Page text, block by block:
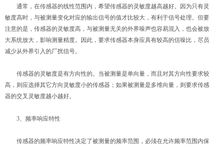
通常，在传感器的线性范围内，希望传感器的灵敏度越高越好。因为只有灵
敏度高时，与被测量变化对应的输出信号的值才比较大，有利于信号处理。但要
注意的是，传感器的灵敏度高，与被测量无关的外界噪声也容易混入，也会被放
大系统放大，影响测量精度。因此，要求传感器本身应具有较高的信噪比，尽员
减少从外界引入的厂扰信号。
传感器的灵敏度是有方向性的。当被测量是单向量，而且对其方向性要求较
高，则应选择其它方向灵敏度小的传感器；如果被测量是多维向量，则要求传感
器的交叉灵敏度越小越好。
3、频率响应特性
传感器的频率响应特性决定了被测量的频率范围，必须在允许频率范围内保